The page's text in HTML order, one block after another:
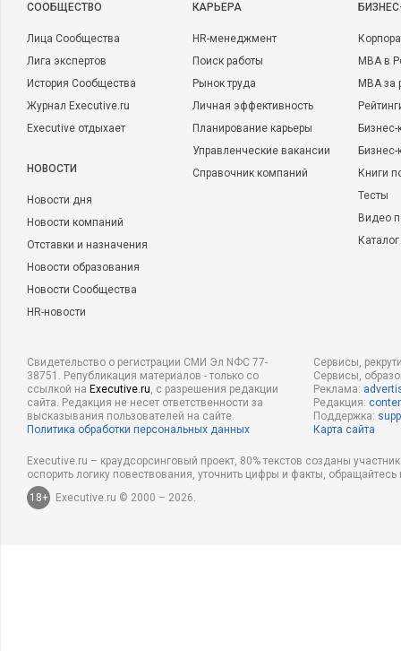
CООБЩЕСТВО
Лица Сообщества
Лига экспертов
История Сообщества
Журнал Executive.ru
Executive отдыхает
НОВОСТИ
Новости дня
Новости компаний
Отставки и назначения
Новости образования
Новости Сообщества
HR-новости
КАРЬЕРА
HR-менеджмент
Поиск работы
Рынок труда
Личная эффективность
Планирование карьеры
Управленческие вакансии
Справочник компаний
MBA в
MBA
Бизнес-
Книги
Тесты
Видео
Свидетельство о регистрации СМИ Эл NФС 77-
38751. Републикация материалов - только со
ссылкой на Executive.ru, с разрешения редакции
сайта. Редакция не несет ответственности за
высказывания пользователей на сайте.
Политика обработки персональных данных
Сервисы,
Сервисы,
Реклама:
Редакция:
Поддержка:
Карта сайта
Executive.ru – краудсорсинговый проект, 80% текстов созданы
оспорить логику повествования, уточнить цифры и факты,
18+
Executive.ru © 2000 – 2026.